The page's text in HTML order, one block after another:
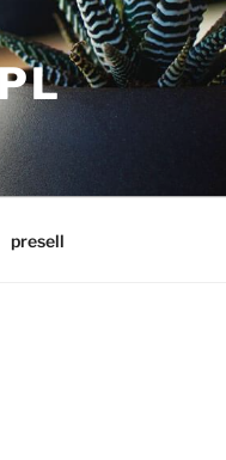
presell